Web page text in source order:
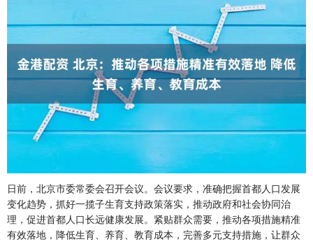
日前，北京市委常委会召开会议。会议要求，准确把握首都人口发展
变化趋势，抓好一揽子生育支持政策落实，推动政府和社会协同治
理，促进首都人口长远健康发展。紧贴群众需要，推动各项措施精准
有效落地，降低生育、养育、教育成本，完善多元支持措施，让群众